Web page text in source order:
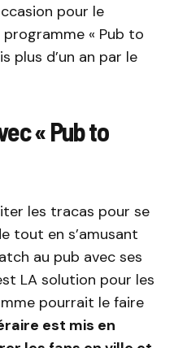
pour le
« Pub to
plus d’un an par le
« Pub to
les tracas pour se
tout en s’amusant
au pub avec ses
LA solution pour les
pourrait le faire
est mis en